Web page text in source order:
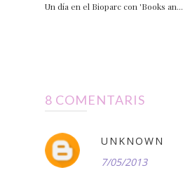
Un día en el Bioparc con 'Books an...
8 COMENTARIS
UNKNOWN
7/05/2013